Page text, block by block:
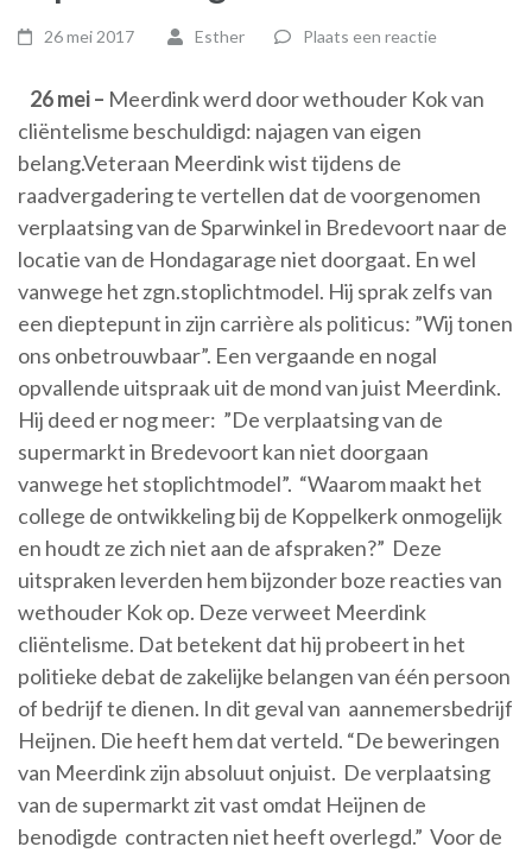
26 mei 2017 Esther Plaats een reactie
26 mei – Meerdink werd door wethouder Kok van
cliëntelisme beschuldigd: najagen van eigen
belang.Veteraan Meerdink wist tijdens de
raadvergadering te vertellen dat de voorgenomen
verplaatsing van de Sparwinkel in Bredevoort naar de
locatie van de Hondagarage niet doorgaat. En wel
vanwege het zgn.stoplichtmodel. Hij sprak zelfs van
een dieptepunt in zijn carrière als politicus: ”Wij tonen
ons onbetrouwbaar”. Een vergaande en nogal
opvallende uitspraak uit de mond van juist Meerdink.
Hij deed er nog meer: ”De verplaatsing van de
supermarkt in Bredevoort kan niet doorgaan
vanwege het stoplichtmodel”. “Waarom maakt het
college de ontwikkeling bij de Koppelkerk onmogelijk
en houdt ze zich niet aan de afspraken?” Deze
uitspraken leverden hem bijzonder boze reacties van
wethouder Kok op. Deze verweet Meerdink
cliëntelisme. Dat betekent dat hij probeert in het
politieke debat de zakelijke belangen van één persoon
of bedrijf te dienen. In dit geval van aannemersbedrijf
Heijnen. Die heeft hem dat verteld. “De beweringen
van Meerdink zijn absoluut onjuist. De verplaatsing
van de supermarkt zit vast omdat Heijnen de
benodigde contracten niet heeft overlegd.” Voor de